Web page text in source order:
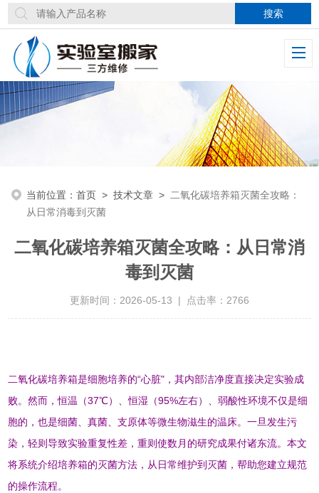
当前位置：首页 >技术文章 > ​二氧化碳培养箱灭菌全攻略：
从日常消毒到灭菌
​二氧化碳培养箱灭菌全攻略：从日常消
毒到灭菌
更新时间：2026-05-13 | 点击率：2766
二氧化碳培养箱是细胞培养的“心脏"，其内部洁净度直接决定实验成
败。然而，恒温（37℃）、恒湿（95%左右）、弱酸性环境不仅是细
胞的，也是细菌、真菌、支原体等微生物滋生的温床。一旦发生污
染，轻则导致实验重复性差，重则使数月的研究成果付诸东流。本文
将系统介绍培养箱的灭菌方法，从日常维护到灭菌，帮助您建立规范
的操作流程。